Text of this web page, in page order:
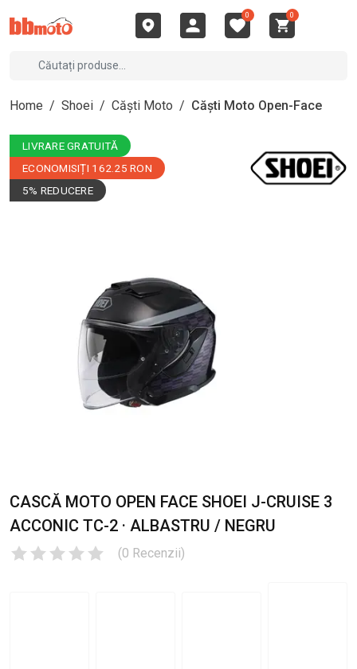
0 0
Home / Shoei / Căști Moto / Căști Moto Open-Face
LIVRARE GRATUITĂ
ECONOMISIȚI 162.25 RON
5% REDUCERE
CASCĂ MOTO OPEN FACE SHOEI J-CRUISE 3
ACCONIC TC-2 · ALBASTRU / NEGRU
(0 Recenzii)